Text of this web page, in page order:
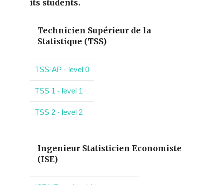
its students.
Technicien Supérieur de la
Statistique (TSS)
TSS-AP - level 0
TSS 1 - level 1
TSS 2 - level 2
Ingenieur Statisticien Economiste
(ISE)